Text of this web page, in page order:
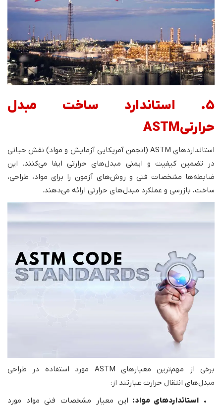
5. استاندارد ساخت مبدل
حرارتی ASTM
استانداردهای ASTM (انجمن آمریکایی آزمایش و مواد) نقش حیاتی
در تضمین کیفیت و ایمنی مبدل‌های حرارتی ایفا می‌کنند. این
ضابطه‌ها مشخصات فنی و روش‌های آزمون را برای مواد، طراحی،
ساخت، بازرسی و عملکرد مبدل‌های حرارتی ارائه می‌دهند.
برخی از مهم‌ترین معیارهای ASTM مورد استفاده در طراحی
مبدل‌های انتقال حرارت عبارتند از:
• استانداردهای مواد: این معیار مشخصات فنی مواد مورد